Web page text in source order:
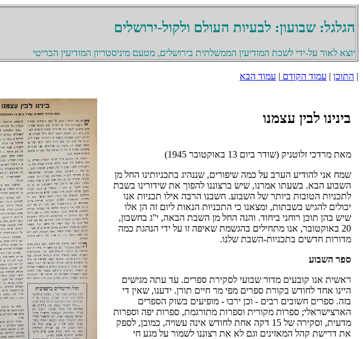
הגלגל: שבועון: לבעיות העולם ולקול-ירושלים
יוצא לאור על-ידי לשכת המודיעין הממשלתית בירושלים, מטעם מיניסטריון המודיעין הבריטי
| התוכן | עמוד הקודם | עמוד הבא
בינינו לבין עצמנו
מאת מרדכי זלוטניק (שודר ביום 13 באוקטובר 1945)
שמח אני להודיע הערב על כמה שיפורים, שננהיג בתכניותינו החל מן
השבוע הבא. בשעתו אמרנו, שיש ברצוננו להפוך את שידורינו בשבת
לתכניות הטובות ביותר של השבוע. חשבנו הרבה אילו תכניות אנו
יכולים להגיש בשבתות, ומצאנו כי התכניות הנאות ליום זה הן אלו
שיש בהן תוכן רוחני ביחוד. והנה החל מן השבת הבאה, י''ג בחשבון,
20 באוקטובר, אנו מתחילים בהגשמת שאיפה זו על ידי הנהגת כמה
מדורות חדשים בתכניות-השבת שלנו.
ספר השבוע
ראשית אנו קובעים מדור שבועי לסקירת ספרים. עד עתה מגישים
היינו אחד לחודש בקורת ספרים מפי מר חיים תורן. ידענו, שאין די
בזה. ספרים חשובים רבים - וכן ירבו - מופיעים בשוק הספרים
הארצישראלי; ספרות מקורית וספרות מתורגמת, ספרות יפה וספרות
מדעית, וסקירה של 15 דקה אחת לחודש אינה עשויה, כמובן, לספק
את דרישת קהל המאזינים וגם לא את רצוננו לשמור על מגע חי